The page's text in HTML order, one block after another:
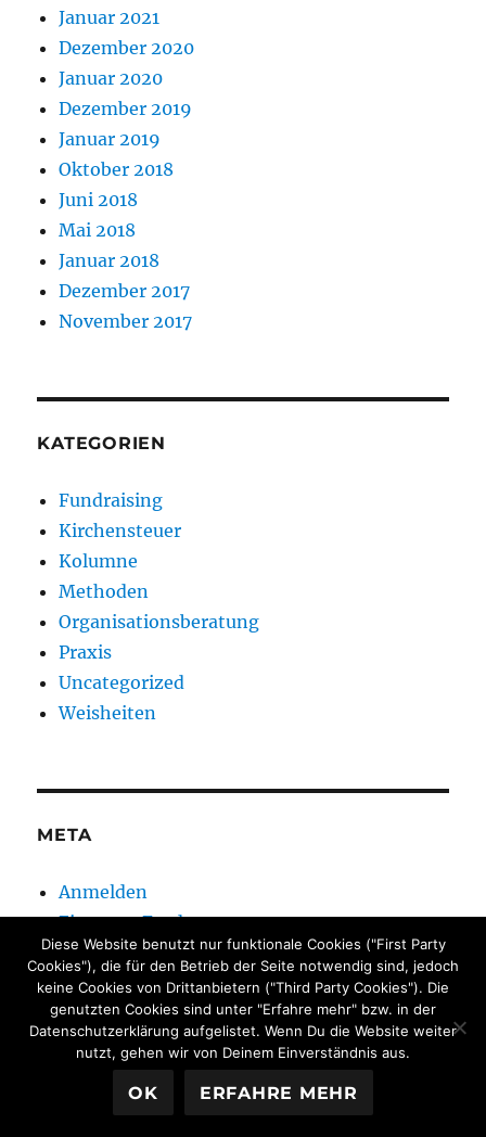
Januar 2021
Dezember 2020
Januar 2020
Dezember 2019
Januar 2019
Oktober 2018
Juni 2018
Mai 2018
Januar 2018
Dezember 2017
November 2017
KATEGORIEN
Fundraising
Kirchensteuer
Kolumne
Methoden
Organisationsberatung
Praxis
Uncategorized
Weisheiten
META
Anmelden
Eintrags-Feed
Kommentar-Feed
WordPress.org
Diese Website benutzt nur funktionale Cookies ("First Party
Cookies"), die für den Betrieb der Seite notwendig sind, jedoch
keine Cookies von Drittanbietern ("Third Party Cookies"). Die
genutzten Cookies sind unter "Erfahre mehr" bzw. in der
Datenschutzerklärung aufgelistet. Wenn Du die Website weiter
nutzt, gehen wir von Deinem Einverständnis aus.
OK ERFAHRE MEHR